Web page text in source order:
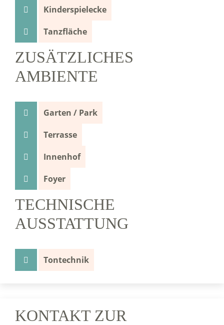
Kinderspielecke
Tanzfläche
ZUSÄTZLICHES
AMBIENTE
Garten / Park
Terrasse
Innenhof
Foyer
TECHNISCHE
AUSSTATTUNG
Tontechnik
KONTAKT ZUR